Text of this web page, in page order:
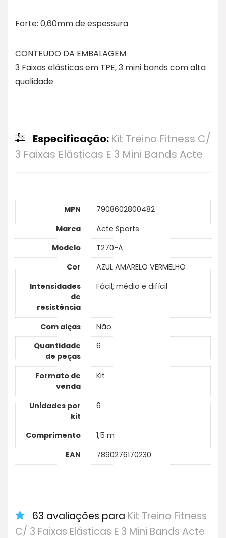
Forte: 0,60mm de espessura
CONTEUDO DA EMBALAGEM
3 Faixas elásticas em TPE, 3 mini bands com alta
qualidade
Especificação: Kit Treino Fitness C/
3 Faixas Elásticas E 3 Mini Bands Acte
MPN
7908602800482
Marca
Acte Sports
Modelo
T270-A
Cor
AZUL AMARELO VERMELHO
Intensidades
de
resistência
Fácil, médio e difícil
Com alças
Não
Quantidade
de peças
6
Formato de
venda
Kit
Unidades por
kit
6
Comprimento
1,5 m
EAN
7890276170230
63 avaliações para Kit Treino Fitness
C/ 3 Faixas Elásticas E 3 Mini Bands Acte